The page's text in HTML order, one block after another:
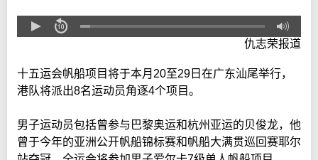
仇志荣报道
十五运会帆船项目将于本月20至29日在广东汕尾举行，
港队将派出8名运动员角逐4个项目。
男子运动员包括曾参与巴黎奥运和杭州亚运的贝俊龙，他
曾于今年的亚洲公开帆船锦标赛和帆船大满贯巡回赛耶尔